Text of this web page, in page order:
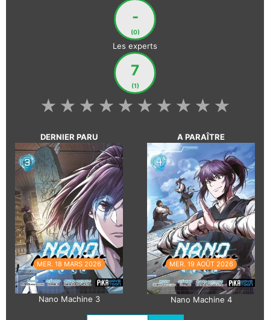
-
(0)
Les experts
7
(1)
★
★
★
★
★
★
★
★
★
★
DERNIER PARU
MER. 18 MARS 2026
Nano Machine 3
A PARAÎTRE
MER. 19 AOÛT 2026
Nano Machine 4